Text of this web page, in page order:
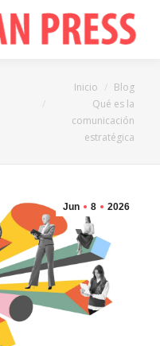
Estás aquí:Inicio
Blog
Qué es la
comunicación
estratégica
Jun 8 2026